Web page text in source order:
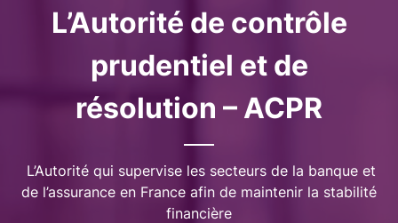
L’Autorité de contrôle
prudentiel et de
résolution – ACPR
L’Autorité qui supervise les secteurs de la banque et
de l’assurance en France afin de maintenir la stabilité
financière